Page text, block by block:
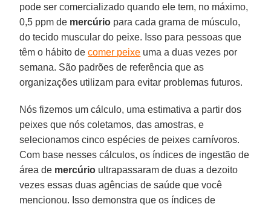
pode ser comercializado quando ele tem, no máximo,
0,5 ppm de mercúrio para cada grama de músculo,
do tecido muscular do peixe. Isso para pessoas que
têm o hábito decomer peixe uma a duas vezes por
semana. São padrões de referência que as
organizações utilizam para evitar problemas futuros.
Nós fizemos um cálculo, uma estimativa a partir dos
peixes que nós coletamos, das amostras, e
selecionamos cinco espécies de peixes carnívoros.
Com base nesses cálculos, os índices de ingestão de
área de mercúrio ultrapassaram de duas a dezoito
vezes essas duas agências de saúde que você
mencionou. Isso demonstra que os índices de